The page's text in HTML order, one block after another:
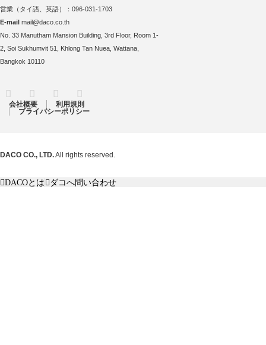
営業（タイ語、英語）：096-031-1703
E-mail mail@daco.co.th
No. 33 Manutham Mansion Building, 3rd Floor, Room 1-
2, Soi Sukhumvit 51, Khlong Tan Nuea, Wattana,
Bangkok 10110
Twitter FacebookInstagram
会社概要
利用規則
プライバシーポリシー
DACO CO., LTD.All rights reserved.
DACOとは ダコへ問い合わせ